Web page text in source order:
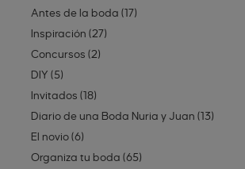
Antes de la boda (17)
Inspiración (27)
Concursos (2)
DIY (5)
Invitados (18)
Diario de una Boda Nuria y Juan (13)
El novio(6)
Organiza tu boda (65)